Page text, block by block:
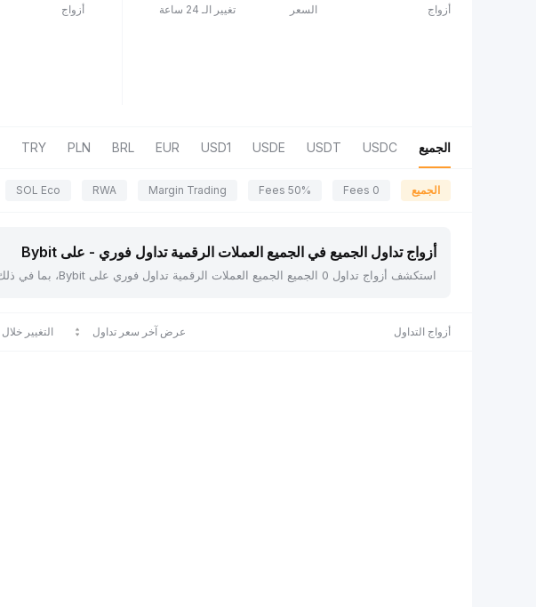
أزواج السعر تغيير الـ 24 ساعة أزواج
الجميع USDC
USDT
USDE
USD1
EUR
BRL
PLN
TRY
الجميع 0 Fees
50% Fees
Margin Trading
RWA
SOL Eco
أزواج تداول الجميع في الجميع العملات الرقمية تداول فوري - على Bybit
استكشف أزواج تداول 0 الجميع الجميع العملات الرقمية تداول فوري على Bybit، بما في ذلك . اعرض الأسعار الحية، والقيمة السوقية، والتغير خلال 24 ساعة، مع إمكانية الفرز حسب أي عمود.
أزواج التداول عرض آخر سعر تداول التغيير خلال 24 ساعة ٪